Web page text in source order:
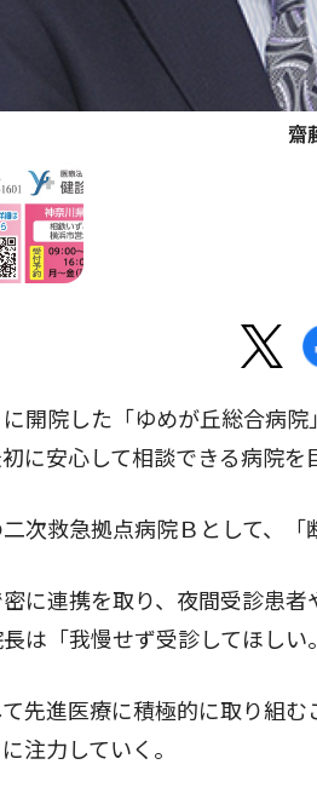
齋
開院した「ゆめが丘総合病
に安心して相談できる病院を
次救急拠点病院Ｂとして、「
に連携を取り、夜間受診患
は「我慢せず受診してほしい
先進医療に積極的に取り組む
注力していく。